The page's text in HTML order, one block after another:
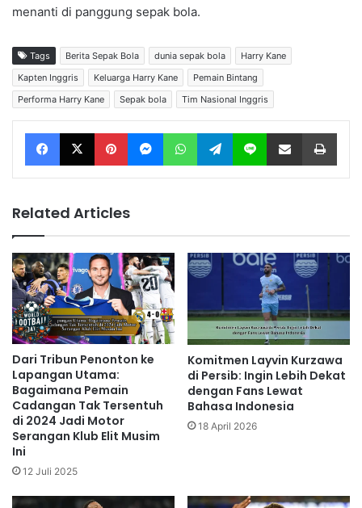
menanti di panggung sepak bola.
Tags Berita Sepak Bola dunia sepak bola
Harry Kane
Kapten Inggris
Keluarga Harry Kane
Pemain Bintang
Performa Harry Kane
Sepak bola Tim Nasional Inggris
Facebook X Pinterest Messenger WhatsApp Telegram Line Share via Email
Related Articles
Dari Tribun Penonton ke
Lapangan Utama:
Bagaimana Pemain
Cadangan Tak Tersentuh
di 2024 Jadi Motor
Serangan Klub Elit Musim
Ini
12 Juli 2025
Komitmen Layvin Kurzawa
di Persib: Ingin Lebih Dekat
dengan Fans Lewat
Bahasa Indonesia
18 April 2026